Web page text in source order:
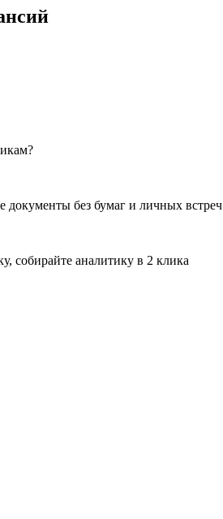
документы без бумаг и личных встреч
собирайте аналитику в 2 клика